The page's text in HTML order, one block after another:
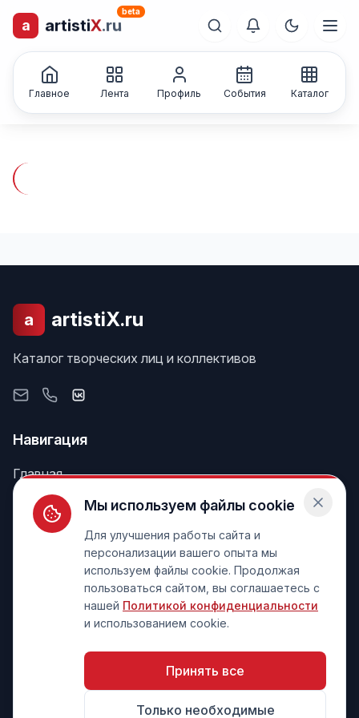
a artistiX.ru
Каталог творческих
лиц и коллективов
beta
Главное Лента Профиль События Каталог
a artistiX.ru
Каталог творческих лиц и коллективов
Навигация
Главная
Поиск
Лента
Информация
Мы используем файлы cookie
Для улучшения работы сайта и
персонализации вашего опыта мы
используем файлы cookie. Продолжая
пользоваться сайтом, вы соглашаетесь с
нашей Политикой конфиденциальности
и использованием cookie.
Принять все
Только необходимые